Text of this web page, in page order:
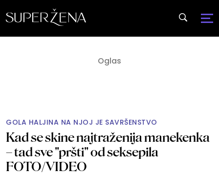
GOLA HALJINA NA NJOJ JE SAVRŠENSTVO
Kad se skine najtraženija manekenka
– tad sve "pršti" od seksepila
FOTO/VIDEO